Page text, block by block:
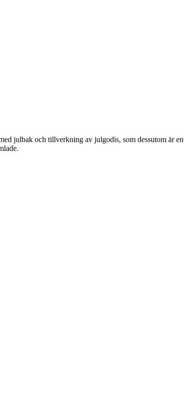
julbak och tillverkning av julgodis, som dessutom är